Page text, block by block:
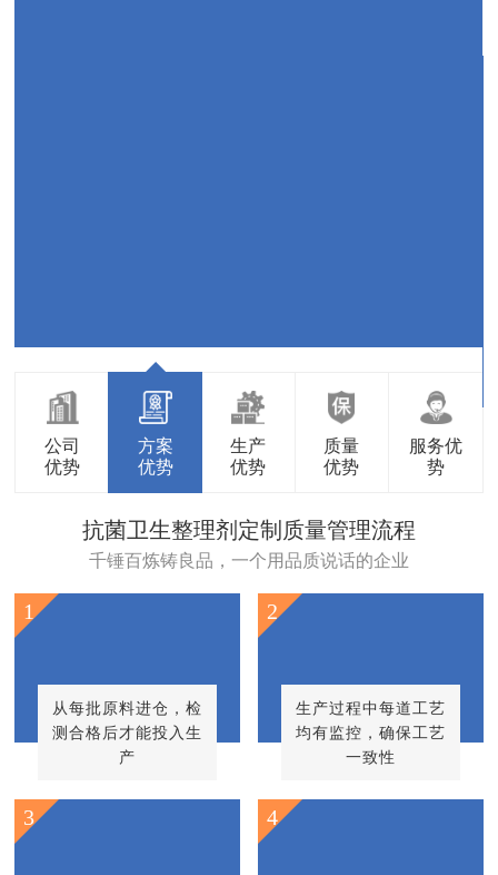
公司
优势
方案
优势
生产
优势
质量
优势
服务优
势
抗菌卫生整理剂定制质量管理流程
千锤百炼铸良品，一个用品质说话的企业
从每批原料进仓，检
测合格后才能投入生
产
1
生产过程中每道工艺
均有监控，确保工艺
一致性
2
3 4